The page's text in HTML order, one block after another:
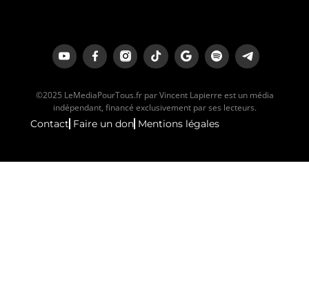
©2025 LeMediaPourTous.fr par Vincent Lapierre est un média
indépendant, financé exclusivement par ses lecteurs.
Contact Faire un don Mentions légales